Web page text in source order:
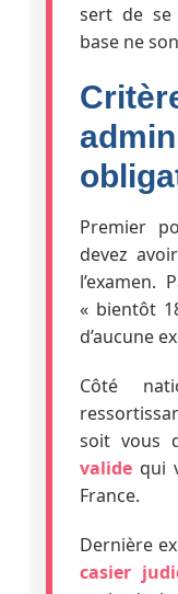
sert de se
base ne
Premier
devez avoir
l’examen.
« bientôt
d’aucune
Côté
soit vous
validequi
France.
Dernière
casier